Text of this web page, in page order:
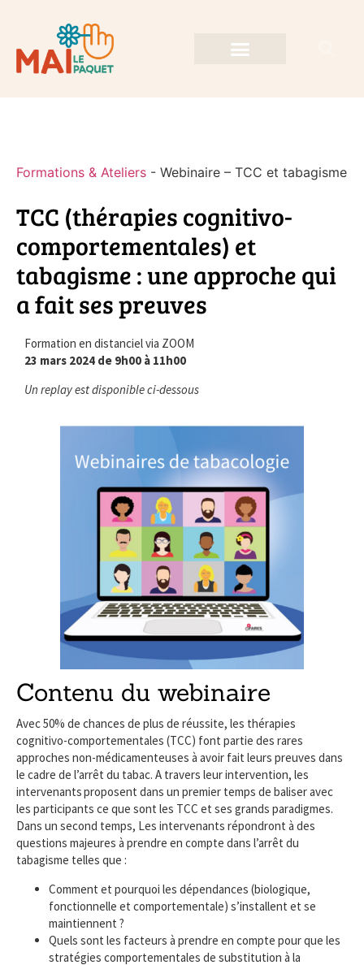
Formations & Ateliers - Webinaire – TCC et tabagisme
TCC (thérapies cognitivo-
comportementales) et
tabagisme : une approche qui
a fait ses preuves
Formation en distanciel via ZOOM
23 mars 2024 de 9h00 à 11h00
Un replay est disponible ci-dessous
Contenu du webinaire
Avec 50% de chances de plus de réussite, les thérapies
cognitivo-comportementales (TCC) font partie des rares
approches non-médicamenteuses à avoir fait leurs preuves dans
le cadre de l’arrêt du tabac. A travers leur intervention, les
intervenants proposent dans un premier temps de baliser avec
les participants ce que sont les TCC et ses grands paradigmes.
Dans un second temps, Les intervenants répondront à des
questions majeures à prendre en compte dans l’arrêt du
tabagisme telles que :
Comment et pourquoi les dépendances (biologique,
fonctionnelle et comportementale) s’installent et se
maintiennent ?
Quels sont les facteurs à prendre en compte pour que les
stratégies comportementales de substitution à la